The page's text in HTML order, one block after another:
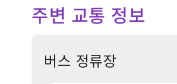
주변 교통 정보
버스 정류장